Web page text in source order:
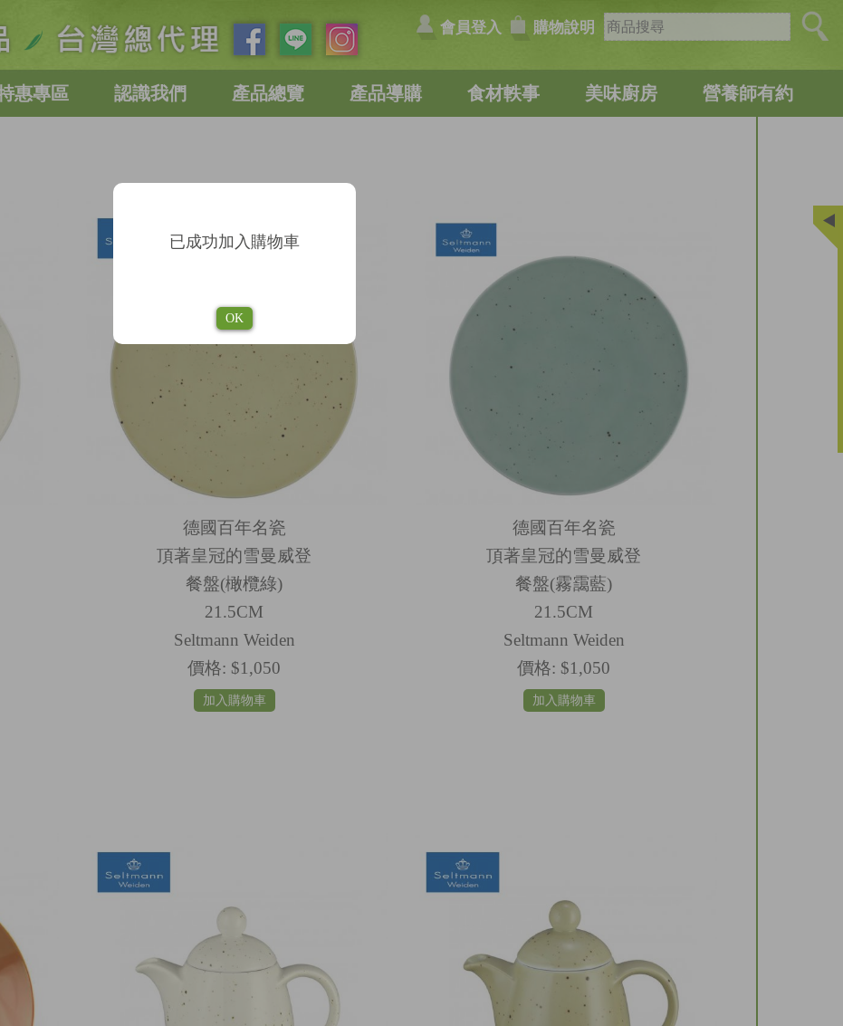
會員登入 購物說明
惠專區 認識我們 產品總覽 產品導購 食材軼事 美味廚房 營養師有約
已成功加入購物車
OK
德國百年名瓷
頂著皇冠的雪曼威登
餐盤(橄欖綠)
21.5CM
Seltmann Weiden
價格: $1,050
加入購物車
德國百年名瓷
頂著皇冠的雪曼威登
餐盤(霧靄藍)
21.5CM
Seltmann Weiden
價格: $1,050
加入購物車